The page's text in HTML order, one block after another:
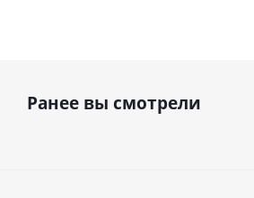
Ранее вы смотрели